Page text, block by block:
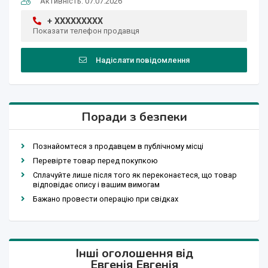
+ XXXXXXXXX
Показати телефон продавця
Надіслати повідомлення
Поради з безпеки
Познайомтеся з продавцем в публічному місці
Перевірте товар перед покупкою
Сплачуйте лише після того як переконаєтеся, що товар
відповідає опису і вашим вимогам
Бажано провести операцію при свідках
Інші оголошення від